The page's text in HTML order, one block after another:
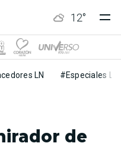
12°
LN #Especiales LN
de